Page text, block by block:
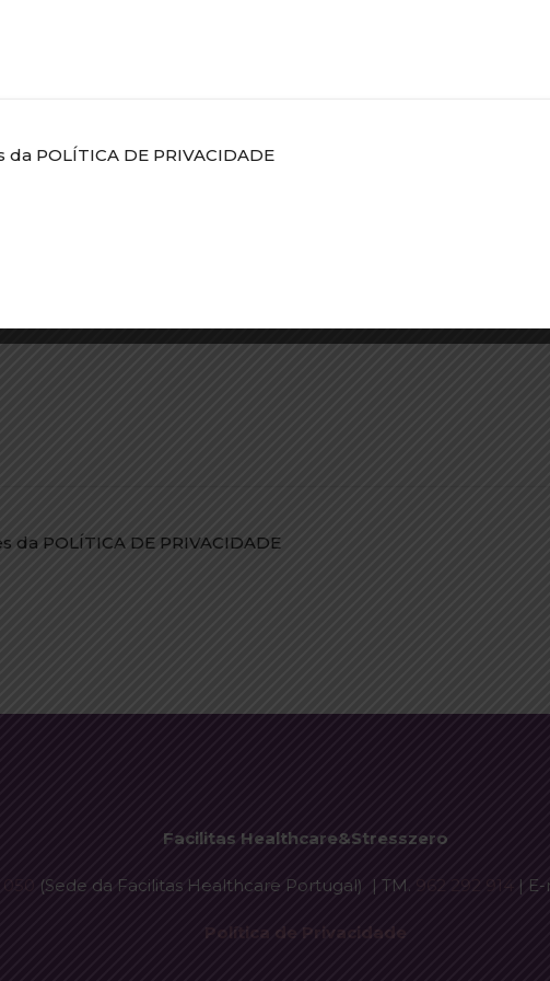
POLÍTICA DE PRIVACIDADE
Facilitas Healthcare&Stresszero
050 (Sede da Facilitas Healthcare Portugal) | TM. 962 292 914 |
Política de Privacidade
POLÍTICA DE PRIVACIDADE